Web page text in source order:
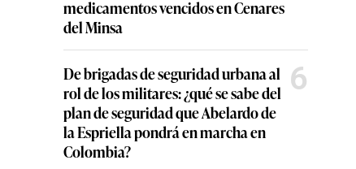
medicamentos vencidos en Cenares
del Minsa
De brigadas de seguridad urbana al
rol de los militares: ¿qué se sabe del
plan de seguridad que Abelardo de
la Espriella pondrá en marcha en
Colombia?
6